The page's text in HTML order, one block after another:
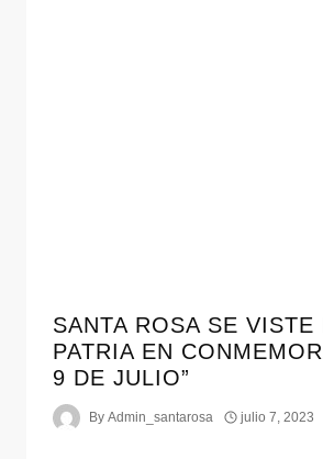
SANTA ROSA SE VISTE
PATRIA EN
9 DE JULIO”
By Admin_santarosa julio 7, 2023